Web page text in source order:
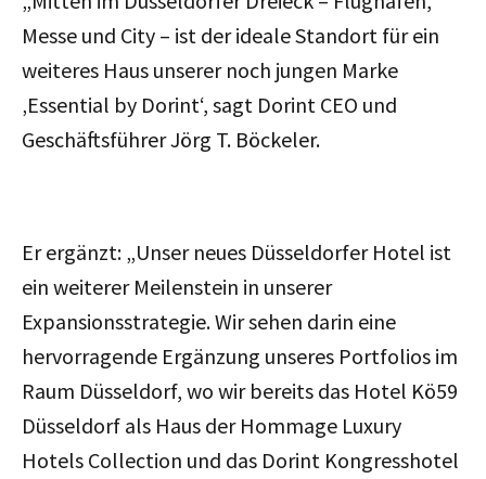
Messe und City – ist der ideale Standort für ein
weiteres Haus unserer noch jungen Marke
‚Essential by Dorint‘, sagt Dorint CEO und
Geschäftsführer Jörg T. Böckeler.
Er ergänzt: „Unser neues Düsseldorfer Hotel ist
ein weiterer Meilenstein in unserer
Expansionsstrategie. Wir sehen darin eine
hervorragende Ergänzung unseres Portfolios im
Raum Düsseldorf, wo wir bereits das Hotel Kö59
Düsseldorf als Haus der Hommage Luxury
Hotels Collection und das Dorint Kongresshotel